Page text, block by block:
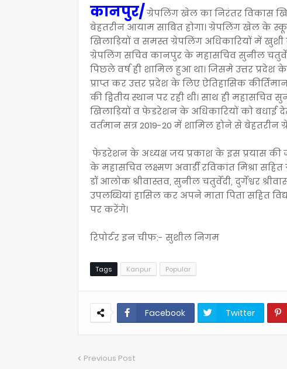
कानपुर/ग्रेपलिंग खेल का निरंतर विकास
बेहतरीन आयाम साबित होगा। ग्रेपलिंग खेल के
खिलाड़ियों व समस्त ग्रेपलिंग अधिकारियों में खुशी
ग्रेपलिंग सचिव कानपुर के महासचिव सुनील
पिछले वर्ष ही शामिल हुआ था। जिसमे उत्तर
प्राप्त कर उत्तर प्रदेश के लिए ऐतिहासिक
की द्वितीय स्थान पर रही थी। साथ ही महासचिव
खिलाड़ियों व फेडरेशन के अधिकारियों को
वर्तमान सत्र 2019-20 में शामिल होने से
फेडरेशन के अध्यक्ष जय प्रकाश के इस प्रयास की
के महासचिव लक्ष्मण अवार्डी रविकांत मिश्रा
डॉ आलोक श्रीवास्तव, सुनील चतुर्वेदी, दुर्गेश्वर
उपलब्धियां हासिल कर अपने माता पिता सहित
पर करेंगे।
रिपोर्टर इन चीफ:- सुशील निगम
Tags Kanpur Popular
Facebook Twitter
Previous Post